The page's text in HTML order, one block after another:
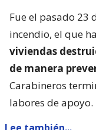
Fue el pasado 23
incendio, el que
viviendas
de manera
Carabineros
labores de apoyo.